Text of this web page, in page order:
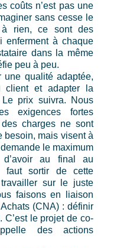
coûts n’est pas une
sans cesse le
rien, ce sont des
enferment à chaque
dans la même
peu à peu.
une qualité adaptée,
client et adapter la
Le prix suivra. Nous
exigences fortes
charges ne sont
besoin, mais visent à
le maximum
au final au
sortir de cette
sur le juste
faisons en liaison
(CNA) : définir
C’est le projet de co-
des actions